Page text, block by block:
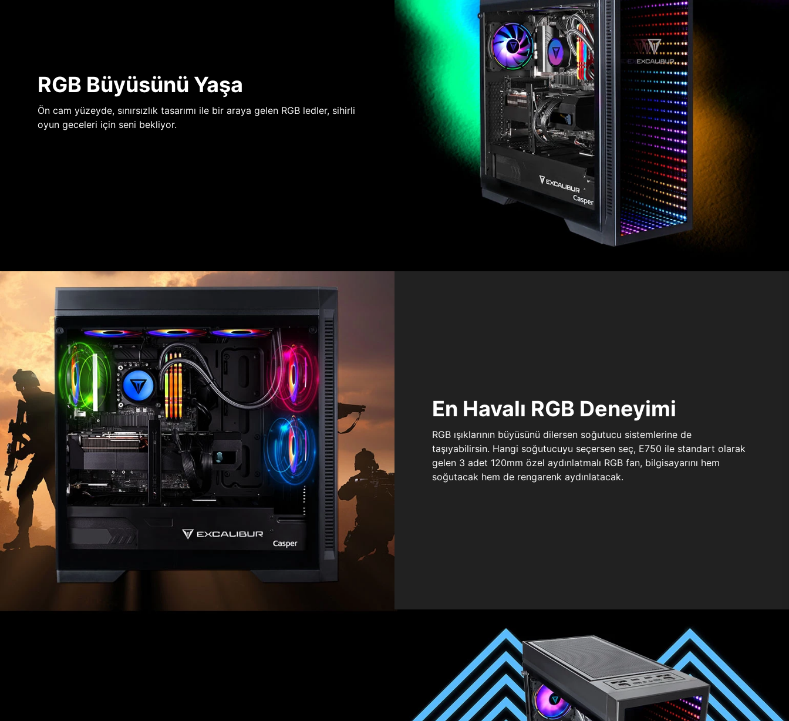
RGB Büyüsünü Yaşa
Ön cam yüzeyde, sınırsızlık tasarımı ile bir araya gelen RGB ledler, sihirli
oyun geceleri için seni bekliyor.
En Havalı RGB Deneyimi
RGB ışıklarının büyüsünü dilersen soğutucu sistemlerine de
taşıyabilirsin. Hangi soğutucuyu seçersen seç, E750 ile standart olarak
gelen 3 adet 120mm özel aydınlatmalı RGB fan, bilgisayarını hem
soğutacak hem de rengarenk aydınlatacak.